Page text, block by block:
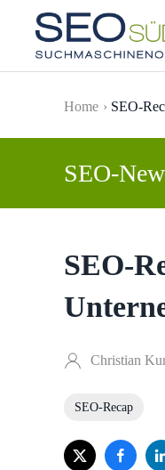
Skip to main
Home SEO-
SEO-
SEO-
Christian
SEO-Recap